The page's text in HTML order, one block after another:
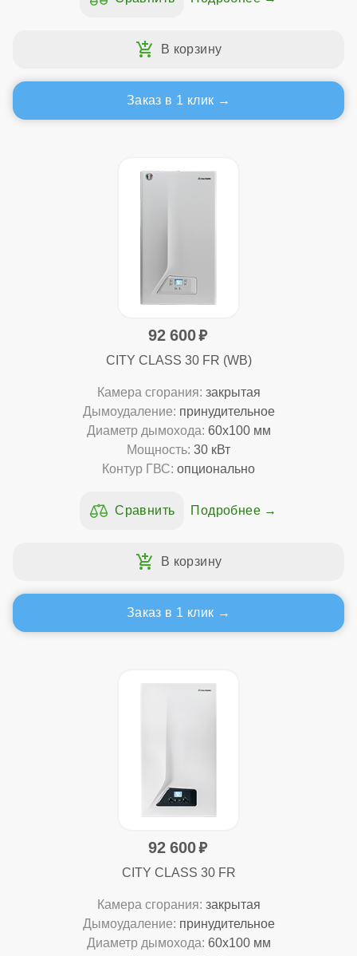
Заказ в 1 клик
92 600
CITY CLASS 30 FR (WB)
Камера сгорания: закрытая
Дымоудаление: принудительное
Диаметр дымохода: 60x100 мм
Мощность: 30 кВт
Контур ГВС: опционально
Подробнее
Заказ в 1 клик
92 600
CITY CLASS 30 FR
Камера сгорания: закрытая
Дымоудаление: принудительное
Диаметр дымохода: 60x100 мм